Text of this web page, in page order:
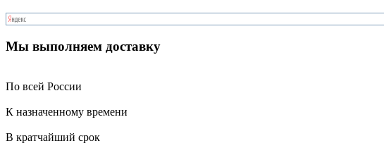
Мы выполняем доставку
По всей России
К назначенному времени
В кратчайший срок